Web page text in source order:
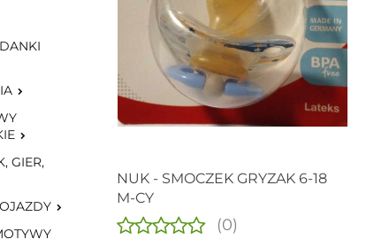
GIER,
NUK - SMOCZEK GRYZAK 6-18
M-CY
(0)